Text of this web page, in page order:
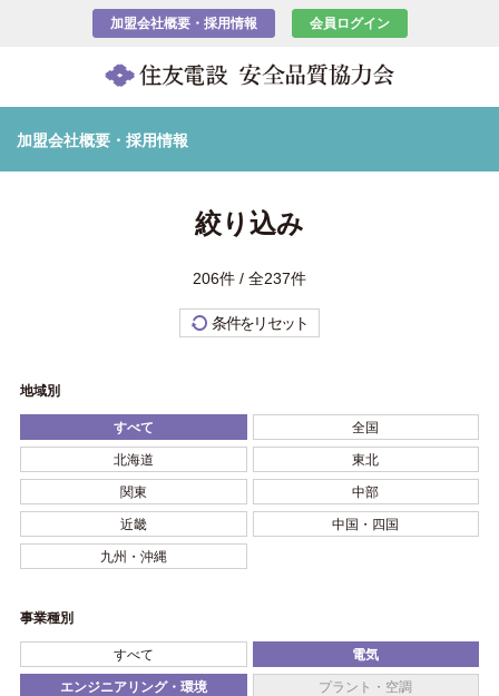
加盟会社概要・採用情報 会員ログイン
加盟会社概要・採用情報
絞り込み
206件 / 全237件
条件をリセット
地域別
すべて 全国
北海道 東北
関東 中部
近畿 中国・四国
九州・沖縄
事業種別
すべて 電気
エンジニアリング・環境 プラント・空調